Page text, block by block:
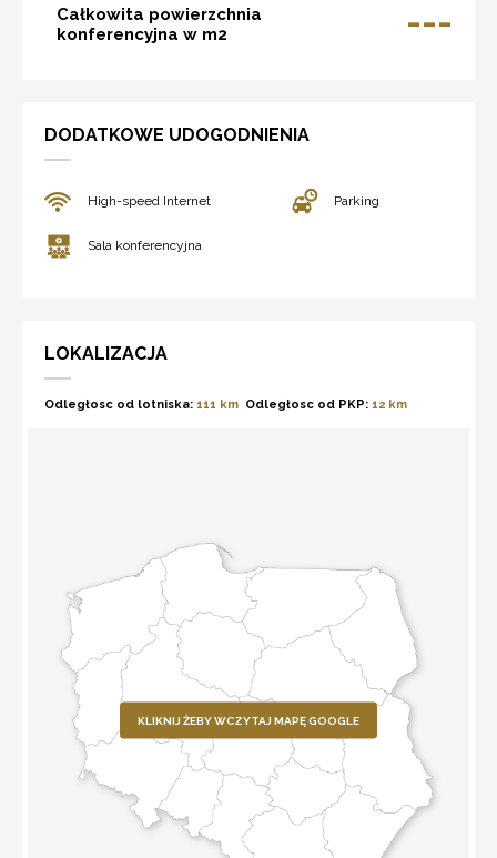
Całkowita powierzchnia
konferencyjna w m2
---
DODATKOWE UDOGODNIENIA
High-speed Internet Parking
Sala konferencyjna
LOKALIZACJA
Odległosc od lotniska: 111 km Odległosc od PKP: 12 km
KLIKNIJ ŻEBY WCZYTAJ MAPĘ GOOGLE